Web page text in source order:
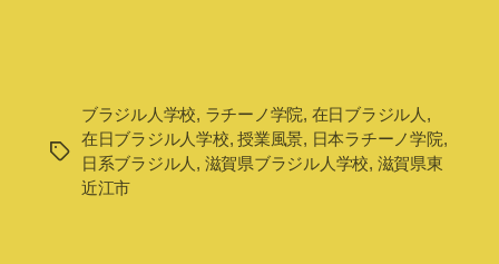
タ
ブラジル人学校, ラチーノ学院, 在日ブラジル人 ,
在日ブラジル人学校,授業風景, 日本ラチーノ学院,
日系ブラジル人 , 滋賀県ブラジル人学校, 滋賀県東
近江市